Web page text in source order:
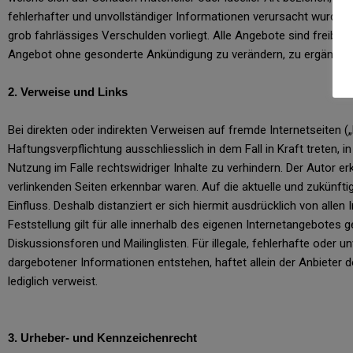
fehlerhafter und unvollständiger Informationen verursacht
grob fahrlässiges Verschulden vorliegt. Alle Angebote sind
Angebot ohne gesonderte Ankündigung zu verändern, zu
2. Verweise und Links
Bei direkten oder indirekten Verweisen auf fremde Internetseiten
Haftungsverpflichtung ausschliesslich in dem Fall in Kraft treten,
Nutzung im Falle rechtswidriger Inhalte zu verhindern. Der Autor
verlinkenden Seiten erkennbar waren. Auf die aktuelle und
Einfluss. Deshalb distanziert er sich hiermit ausdrücklich von
Feststellung gilt für alle innerhalb des eigenen Internetangebotes
Diskussionsforen und Mailinglisten. Für illegale, fehlerhafte oder
dargebotener Informationen entstehen, haftet allein der Anbieter
lediglich verweist.
3. Urheber- und Kennzeichenrecht